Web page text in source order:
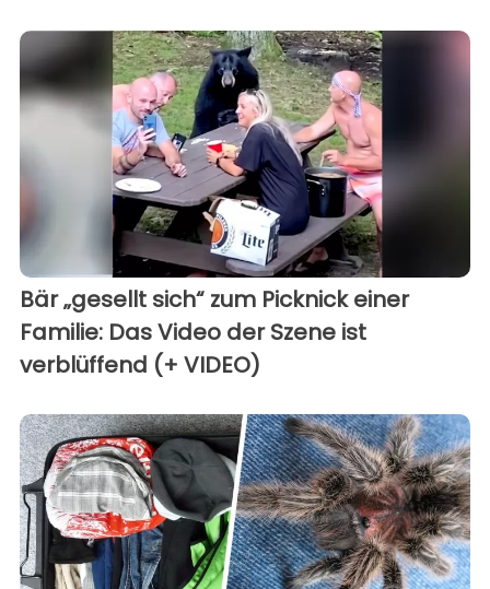
Bär „gesellt sich“ zum Picknick einer
Familie: Das Video der Szene ist
verblüffend (+ VIDEO)